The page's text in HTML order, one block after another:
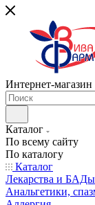
Интернет-магазин
Каталог
По всему сайту
По каталогу
Каталог
Лекарства и БАДы
Анальгетики,